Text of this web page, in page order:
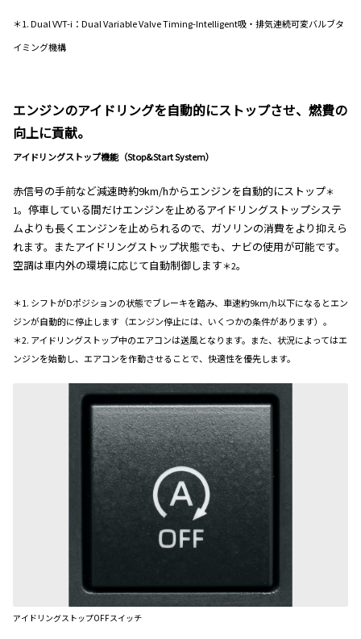
＊1. Dual VVT-i：Dual Variable Valve Timing-Intelligent吸・排気連続可変バルブタ
イミング機構
エンジンのアイドリングを自動的にストップさせ、燃費の
向上に貢献。
アイドリングストップ機能（Stop&Start System）
赤信号の手前など減速時約9km/hからエンジンを自動的にストップ＊
1。停車している間だけエンジンを止めるアイドリングストップシステ
ムよりも長くエンジンを止められるので、ガソリンの消費をより抑えら
れます。またアイドリングストップ状態でも、ナビの使用が可能です。
空調は車内外の環境に応じて自動制御します＊2。
＊1. シフトがDポジションの状態でブレーキを踏み、車速約9km/h以下になるとエン
ジンが自動的に停止します（エンジン停止には、いくつかの条件があります）。
＊2. アイドリングストップ中のエアコンは送風となります。また、状況によってはエ
ンジンを始動し、エアコンを作動させることで、快適性を優先します。
アイドリングストップOFFスイッチ